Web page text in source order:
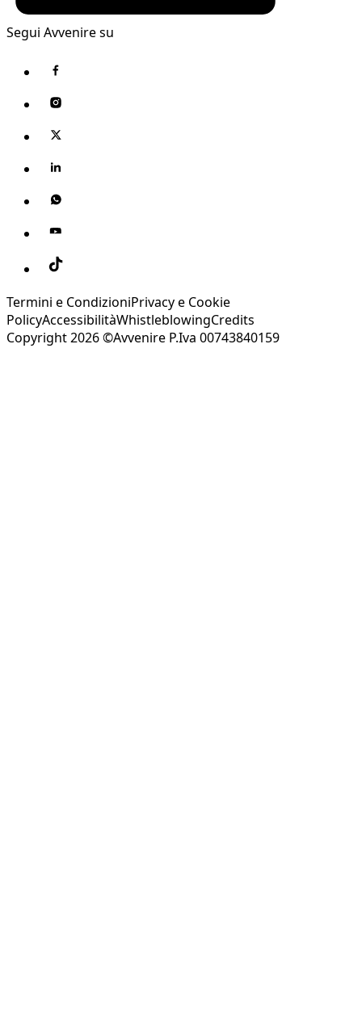
Segui Avvenire su
Termini e CondizioniPrivacy e Cookie
PolicyAccessibilitàWhistleblowingCredits
Copyright 2026 ©Avvenire P.Iva 00743840159